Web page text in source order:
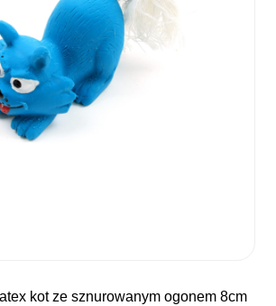
kot ze sznurowanym ogonem 8cm